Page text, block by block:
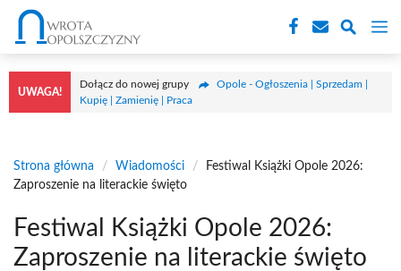
Przejdź
treści
UWAGA!
Dołącz do nowej grupy
Opole - Ogłoszenia | Sprzedam |
Kupię | Zamienię | Praca
Strona główna / Wiadomości /
Festiwal Książki Opole 2026:
Zaproszenie na literackie święto
Festiwal Książki Opole 2026:
Zaproszenie na literackie święto